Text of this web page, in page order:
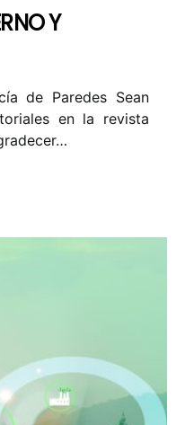
Y
de Paredes Sean
en la revista